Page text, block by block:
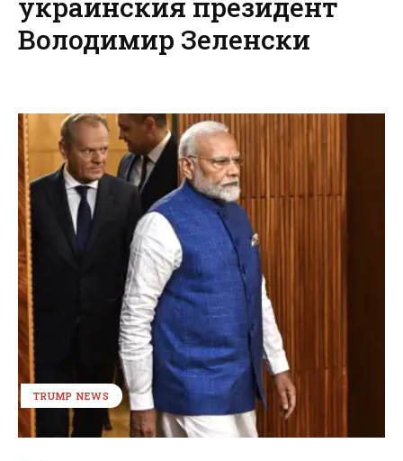
Володимир Зеленски
TRUMP NEWS